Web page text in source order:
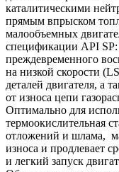
каталитическими
прямым впрыском
малообъемных
спецификации API
преждевременного
на низкой скорости
деталей двигателя, а
от износа цепи
Оптимально для
термоокислительная
отложений и шлама,
износа и продлевает
и легкий запуск